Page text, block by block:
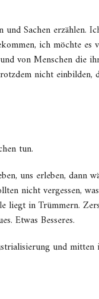
Sachen erzählen.
ich möchte es
von Menschen die
nicht einbilden,
tun.
uns erleben, dann
nicht vergessen,
liegt in Trümmern.
Etwas Besseres.
und mitten